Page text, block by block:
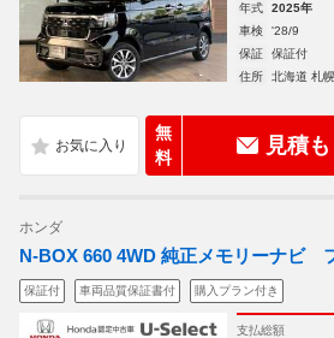
年式 2025年
車検
'28/9
保証
保証付
住所
北海道 札
無
料
見積
ホンダ
N-BOX 660 4WD 純正メモリーナビ
保証付 車両品質保証書付 購入プラン付き
支払総額